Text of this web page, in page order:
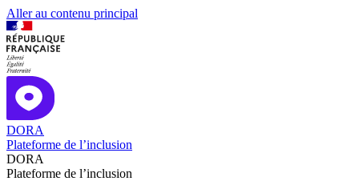
Aller au contenu principal
DORA
Plateforme de l’inclusion
DORA
Plateforme de l’inclusion